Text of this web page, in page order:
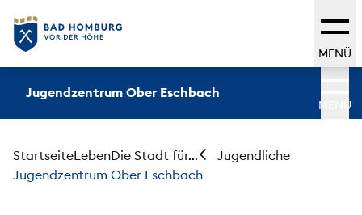
MENÜ
Jugendzentrum Ober Eschbach
MENÜ
StartseiteLebenDie Stadt für...
Jugendliche
Jugendzentrum Ober Eschbach